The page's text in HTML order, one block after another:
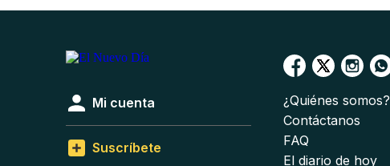
Mi cuenta
Suscríbete
¿Quiénes somos?
Contáctanos
FAQ
El diario de hoy